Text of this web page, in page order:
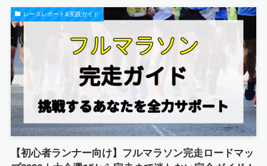
レースレポート&実践ガイド
【初心者ランナー向け】フルマラソン完走ロードマッ